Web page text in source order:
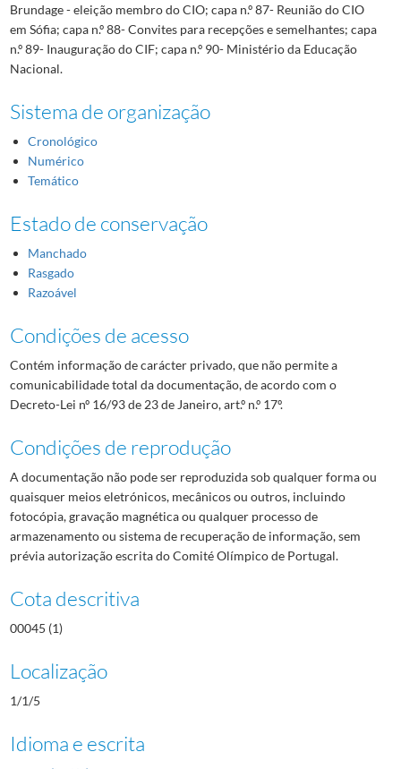
Brundage - eleição membro do CIO; capa n.º 87- Reunião do CIO
em Sófia; capa n.º 88- Convites para recepções e semelhantes; capa
n.º 89- Inauguração do CIF; capa n.º 90- Ministério da Educação
Nacional.
Sistema de organização
Cronológico
Numérico
Temático
Estado de conservação
Manchado
Rasgado
Razoável
Condições de acesso
Contém informação de carácter privado, que não permite a
comunicabilidade total da documentação, de acordo com o
Decreto-Lei nº 16/93 de 23 de Janeiro, art.º n.º 17º.
Condições de reprodução
A documentação não pode ser reproduzida sob qualquer forma ou
quaisquer meios eletrónicos, mecânicos ou outros, incluindo
fotocópia, gravação magnética ou qualquer processo de
armazenamento ou sistema de recuperação de informação, sem
prévia autorização escrita do Comité Olímpico de Portugal.
Cota descritiva
00045 (1)
Localização
1/1/5
Idioma e escrita